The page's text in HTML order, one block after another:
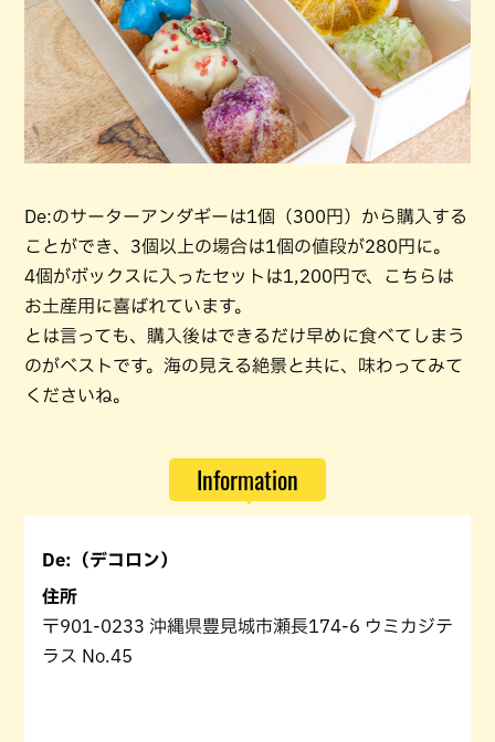
De:のサーターアンダギーは1個（300円）から購入する
ことができ、3個以上の場合は1個の値段が280円に。
4個がボックスに入ったセットは1,200円で、こちらは
お土産用に喜ばれています。
とは言っても、購入後はできるだけ早めに食べてしまう
のがベストです。海の見える絶景と共に、味わってみて
くださいね。
Information
De:（デコロン）
住所
〒901-0233 沖縄県豊見城市瀬長174-6 ウミカジテ
ラス No.45